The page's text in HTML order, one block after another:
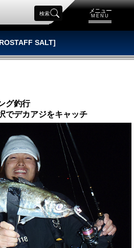
メニュー
MENU
検索
SALT]
グ釣行
でデカアジをキャッチ